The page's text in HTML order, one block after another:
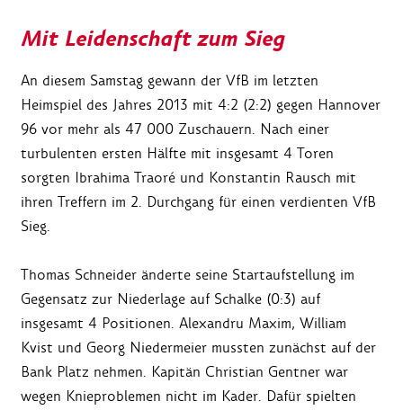
Mit Leidenschaft zum Sieg
An diesem Samstag gewann der VfB im letzten
Heimspiel des Jahres 2013 mit 4:2 (2:2) gegen Hannover
96 vor mehr als 47 000 Zuschauern. Nach einer
turbulenten ersten Hälfte mit insgesamt 4 Toren
sorgten Ibrahima Traoré und Konstantin Rausch mit
ihren Treffern im 2. Durchgang für einen verdienten VfB
Sieg.
Thomas Schneider änderte seine Startaufstellung im
Gegensatz zur Niederlage auf Schalke (0:3) auf
insgesamt 4 Positionen. Alexandru Maxim, William
Kvist und Georg Niedermeier mussten zunächst auf der
Bank Platz nehmen. Kapitän Christian Gentner war
wegen Knieproblemen nicht im Kader. Dafür spielten